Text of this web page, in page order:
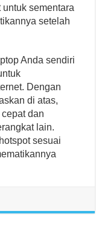
sementara
setelah
Anda sendiri
Dengan
di atas,
dan
lain.
sesuai